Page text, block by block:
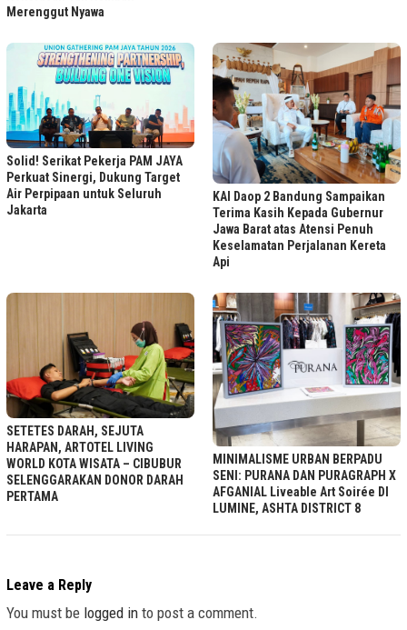
Merenggut Nyawa
Solid! Serikat Pekerja PAM JAYA
Perkuat Sinergi, Dukung Target
Air Perpipaan untuk Seluruh
Jakarta
KAI Daop 2 Bandung Sampaikan
Terima Kasih Kepada Gubernur
Jawa Barat atas Atensi Penuh
Keselamatan Perjalanan Kereta
Api
SETETES DARAH, SEJUTA
HARAPAN, ARTOTEL LIVING
WORLD KOTA WISATA – CIBUBUR
SELENGGARAKAN DONOR DARAH
PERTAMA
MINIMALISME URBAN BERPADU
SENI: PURANA DAN PURAGRAPH X
AFGANIAL Liveable Art Soirée DI
LUMINE, ASHTA DISTRICT 8
Leave a Reply
You must be logged in to post a comment.